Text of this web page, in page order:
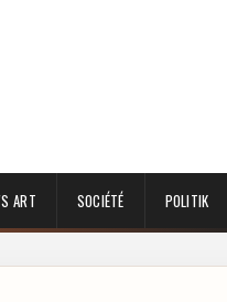
ART SOCIÉTÉ POLITIK